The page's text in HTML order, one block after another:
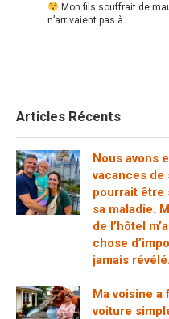
Mon fils souffrait de
n’arrivaient pas à
Articles Récents
Nous avons
vacances de
pourrait être
sa maladie.
de l’hôtel
chose
jamais
Ma voisine a
voiture